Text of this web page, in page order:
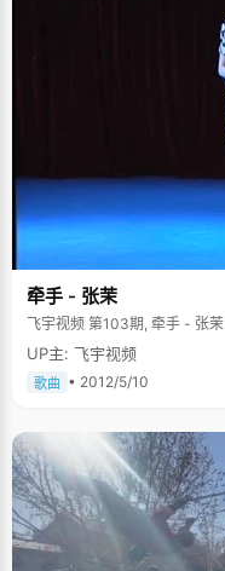
牵手 - 张茉
飞宇视频 第103期, 牵手 - 张茉
UP主: 飞宇视频
歌曲 • 2012/5/10